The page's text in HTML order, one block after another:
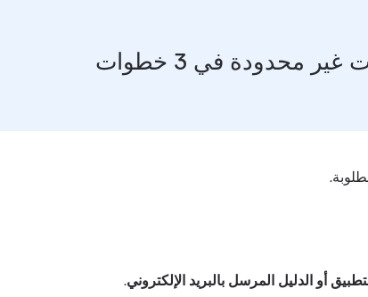
غير محدودة في 3 خطوات
أو الدليل المرسل بالبريد الإلكتروني.